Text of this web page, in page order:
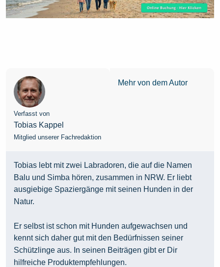
Verfasst von
Tobias Kappel
Mitglied unserer Fachredaktion
Mehr von dem Autor
Tobias lebt mit zwei Labradoren, die auf die Namen
Balu und Simba hören, zusammen in NRW. Er liebt
ausgiebige Spaziergänge mit seinen Hunden in der
Natur.
Er selbst ist schon mit Hunden aufgewachsen und
kennt sich daher gut mit den Bedürfnissen seiner
Schützlinge aus. In seinen Beiträgen gibt er Dir
hilfreiche Produktempfehlungen.